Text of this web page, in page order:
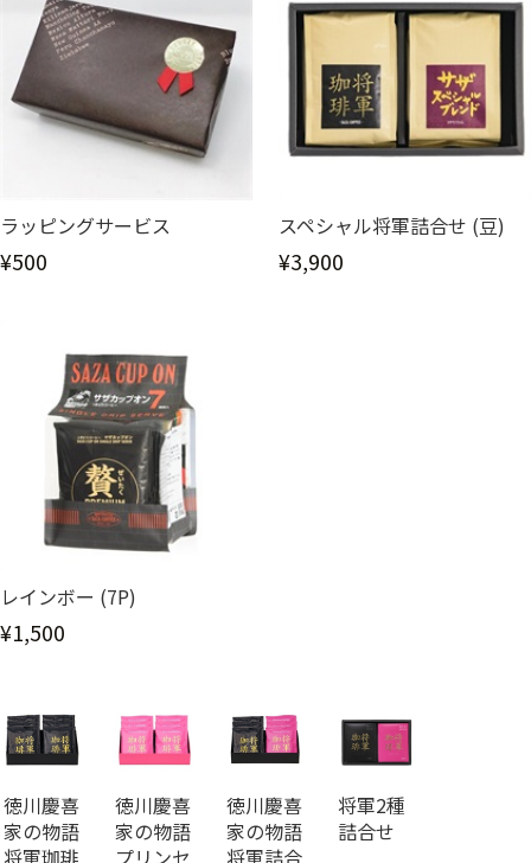
ラッピングサービス
¥500
スペシャル将軍詰合せ (豆)
¥3,900
レインボー (7P)
¥1,500
徳川慶喜
家の物語
将軍珈琲
徳川慶喜
家の物語
プリンセ
徳川慶喜
家の物語
将軍詰合
将軍2種
詰合せ